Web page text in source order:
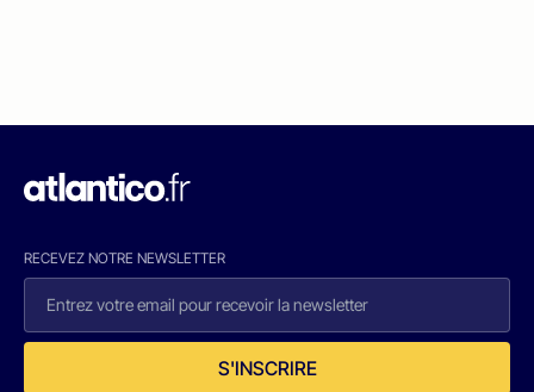
RECEVEZ NOTRE NEWSLETTER
S'INSCRIRE